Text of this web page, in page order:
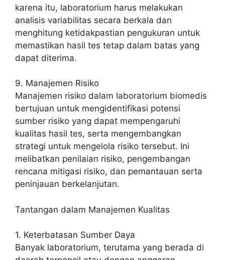
karena itu, laboratorium harus melakukan
analisis variabilitas secara berkala dan
menghitung ketidakpastian pengukuran untuk
memastikan hasil tes tetap dalam batas yang
dapat diterima.
9. Manajemen Risiko
Manajemen risiko dalam laboratorium biomedis
bertujuan untuk mengidentifikasi potensi
sumber risiko yang dapat mempengaruhi
kualitas hasil tes, serta mengembangkan
strategi untuk mengelola risiko tersebut. Ini
melibatkan penilaian risiko, pengembangan
rencana mitigasi risiko, dan pemantauan serta
peninjauan berkelanjutan.
Tantangan dalam Manajemen Kualitas
1. Keterbatasan Sumber Daya
Banyak laboratorium, terutama yang berada di